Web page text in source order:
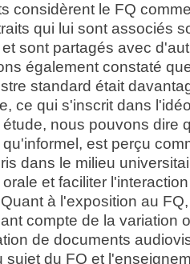
considèrent le FQ
qui lui sont associés
sont partagés avec
également constaté
standard était
ce qui s'inscrit dans
nous pouvons dire
est perçu
dans le milieu
et faciliter
à l'exposition au
compte de la variation
de documents
sujet du FQ et